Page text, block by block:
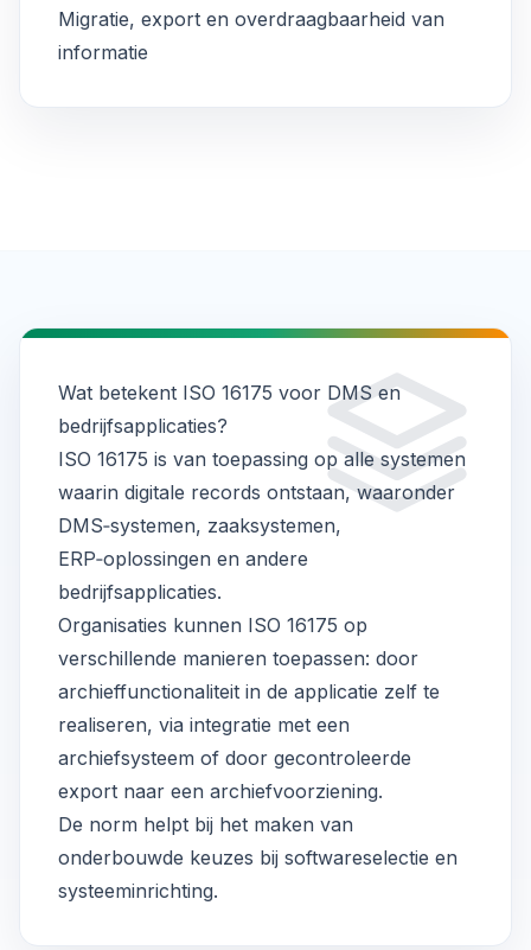
Migratie, export en overdraagbaarheid van
informatie
Wat betekent ISO 16175 voor DMS en
bedrijfsapplicaties?
ISO 16175 is van toepassing op alle systemen
waarin digitale records ontstaan, waaronder
DMS‑systemen, zaaksystemen,
ERP‑oplossingen en andere
bedrijfsapplicaties.
Organisaties kunnen ISO 16175 op
verschillende manieren toepassen: door
archieffunctionaliteit in de applicatie zelf te
realiseren, via integratie met een
archiefsysteem of door gecontroleerde
export naar een archiefvoorziening.
De norm helpt bij het maken van
onderbouwde keuzes bij softwareselectie en
systeeminrichting.